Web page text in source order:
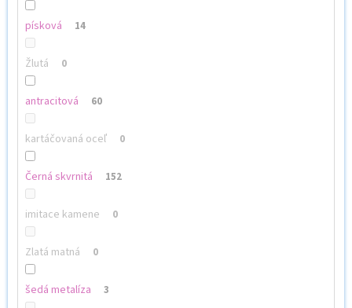
písková 14
Žlutá 0
antracitová 60
kartáčovaná oceľ 0
Černá skvrnitá 152
imitace kamene 0
Zlatá matná 0
šedá metalíza 3